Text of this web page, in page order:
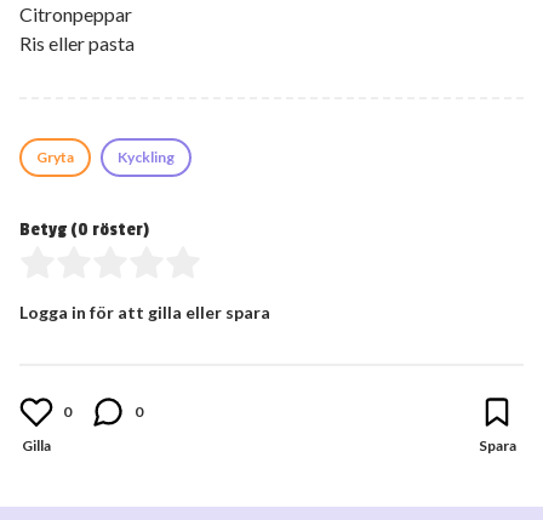
Citronpeppar
Ris eller pasta
Gryta Kyckling
Betyg (0 röster)
Logga in för att gilla eller spara
0 0